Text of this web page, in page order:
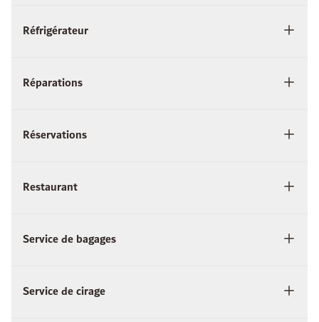
Réfrigérateur
Réparations
Réservations
Restaurant
Service de bagages
Service de cirage